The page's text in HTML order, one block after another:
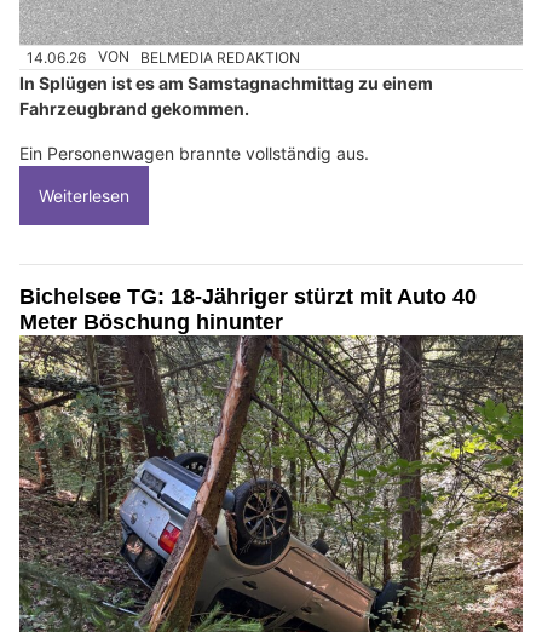
14.06.26 VON BELMEDIA REDAKTION
In Splügen ist es am Samstagnachmittag zu einem
Fahrzeugbrand gekommen.
Ein Personenwagen brannte vollständig aus.
Weiterlesen
Bichelsee TG: 18-Jähriger stürzt mit Auto 40
Meter Böschung hinunter